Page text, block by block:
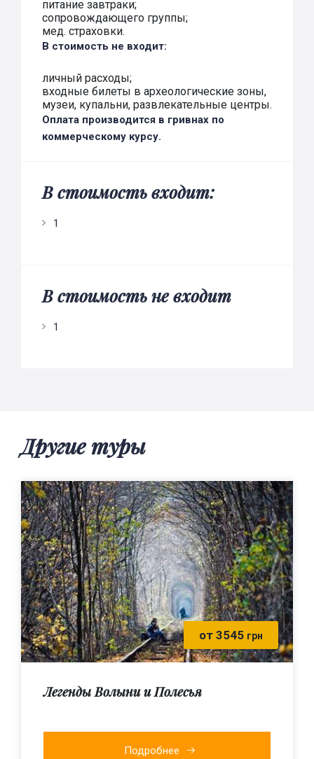
питание завтраки;
сопровождающего группы;
мед. страховки.
В стоимость не входит:
личный расходы;
входные билеты в археологические зоны,
музеи, купальни, развлекательные центры.
Оплата производится в гривнах по
коммерческому курсу.
В стоимость входит:
1
В стоимость не входит
1
Другие туры
от 3545 грн
Легенды Волыни и Полесья
Подробнее